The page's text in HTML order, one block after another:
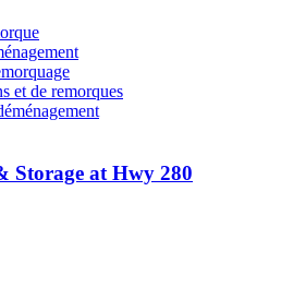
et de remorques
Storage at Hwy 280